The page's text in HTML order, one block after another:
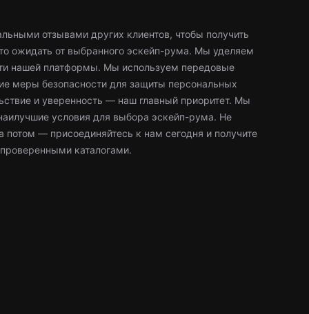
отзывами других клиентов, чтобы получить
ожидать от выбранного эскейп-рума. Мы уделяем
нашей платформы. Мы используем передовые
меры безопасности для защиты персональных
и уверенность — наш главный приоритет. Мы
условия для выбора эскейп-рума. Не
потом — присоединяйтесь к нам сегодня и получите
каталогами.